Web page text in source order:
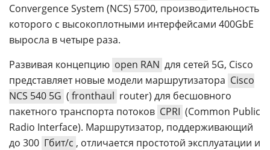
Convergence System (NCS) 5700, производительность
которого с высокоплотными интерфейсами 400GbE
выросла в четыре раза.
Развивая концепцию open RAN для сетей 5G, Cisco
представляет новые модели маршрутизатора Cisco
NCS 540 5G ( fronthaul router) для бесшовного
пакетного транспорта потоков CPRI (Common Public
Radio Interface). Маршрутизатор, поддерживающий
до 300 Гбит/с , отличается простотой эксплуатации и